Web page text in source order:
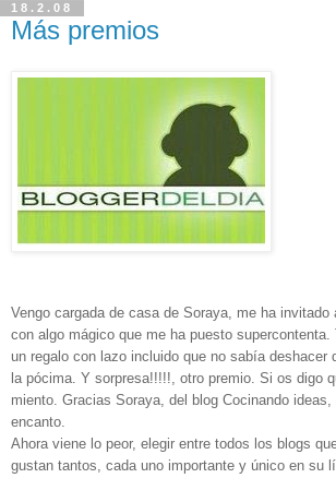
18.2.08
Más premios
Vengo cargada de casa de Soraya, me ha invitado
con algo mágico que me ha puesto supercontenta.
un regalo con lazo incluido que no sabía deshacer
la pócima. Y sorpresa!!!!!, otro premio. Si os digo
miento. Gracias Soraya, del blog Cocinando
encanto.
Ahora viene lo peor, elegir entre todos los blogs
gustan tantos, cada uno importante y único en su